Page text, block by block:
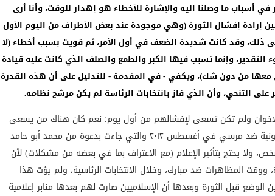
في أسباب ما وصلنا اليه والإشارة للأخطاء هو إهدار للوقت، وأنا أرى
بين إرادة إفشال الثورة (وهي موجودة عند بعض الأطراف من اليوم الأول
ذلك، وقد كانت شديدة الضعف في أول الأمر، ثم قويت بسبب أخطاء (لا
وإنما تسبب فيها الكبر والطمع والصلف الذي كانت عليه قيادة
معها من دون شك)، ويكفي - في المقدمة - للتدليل على أن هذه القدرة
التنحي، وأن الذي فاز بانتخابات الرئاسة لم يكن مرشح نظامه.
ولم تكن تسعى لإفشالهم من أول يوم؛ نعم كان هناك من يسعى
لذلك، لكن مثلا أول دعوة لمليونية ضد مرسي في أغسطس ٢٠١٢ والتي جاءت بدعوة من محمد أبو حامد
لها أكثر من ١٥٠٠ شخص، ولا يحتج بتأثير الإعلام (مع الاعتراف بما في بعضه من مشكلات) لأن
ووقت المظاهرات ضد مبارك، وخلال الانتخابات الرئاسية، ولم يؤت هذا
الوضع قبل الثورة وبعدها أن الإسلاميين صارت لهم بعدها منابر إعلامية